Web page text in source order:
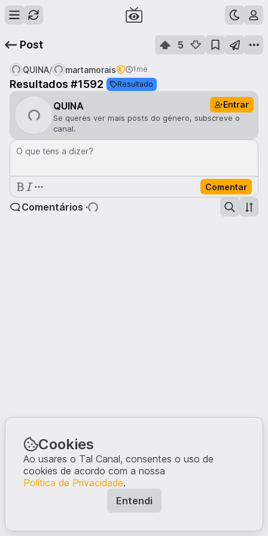
Post 5
QUINA/ martamorais 1me
Resultados #1592 Resultado
QUINA Entrar
Se queres ver mais posts do género, subscreve o
canal.
O que tens a dizer?
Comentar
Comentários ·
Cookies
Ao usares o Tal Canal, consentes o uso de
cookies de acordo com a nossa
Política de Privacidade.
Entendi